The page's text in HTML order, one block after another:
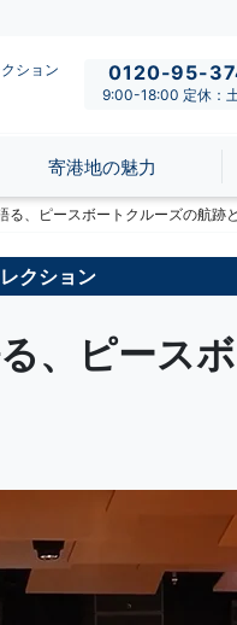
ション
0120-95-
9:00-18:00 定休：
寄港地の魅力
る、ピースボートクルーズの航跡
クション
、ピース